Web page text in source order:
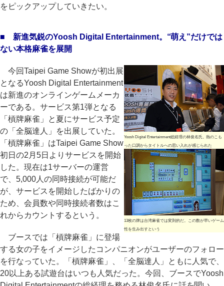
をピックアップしていきたい。
■ 新進気鋭のYoosh Digital Entertainment。“萌え”だけでは
ない本格麻雀を展開
Yoosh Digital Entertainment総経理の林俊名氏。熱のこも
った口調からタイトルへの思い入れが感じられた
13枚の牌は台湾麻雀では変則的だ。この数が早いゲーム
性を生み出すという
今回Taipei Game Showが初出展
となるYoosh Digital Entertainment
は新進のオンラインゲームメーカ
ーである。サービス第1弾となる
「槓牌麻雀」と夏にサービス予定
の「全脳達人」を出展していた。
「槓牌麻雀」はTaipei Game Show
初日の2月5日よりサービスを開始
した。現在は1サーバーの運営
で、5,000人の同時接続が可能だ
が、サービスを開始したばかりの
ため、会員数や同時接続者数はこ
れからカウントするという。
ブースでは「槓牌麻雀」に登場
する女の子をイメージしたコンパニオンがユーザーのフォロー
を行なっていた。「槓牌麻雀」、「全脳達人」ともに人気で、
20以上ある試遊台はいつも人気だった。今回、ブースでYoosh